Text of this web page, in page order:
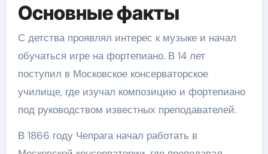
Основные факты
С детства проявлял интерес к музыке и начал
обучаться игре на фортепиано. В 14 лет
поступил в Московское консерваторское
училище, где изучал композицию и фортепиано
под руководством известных преподавателей.
В 1866 году Чепрага начал работать в